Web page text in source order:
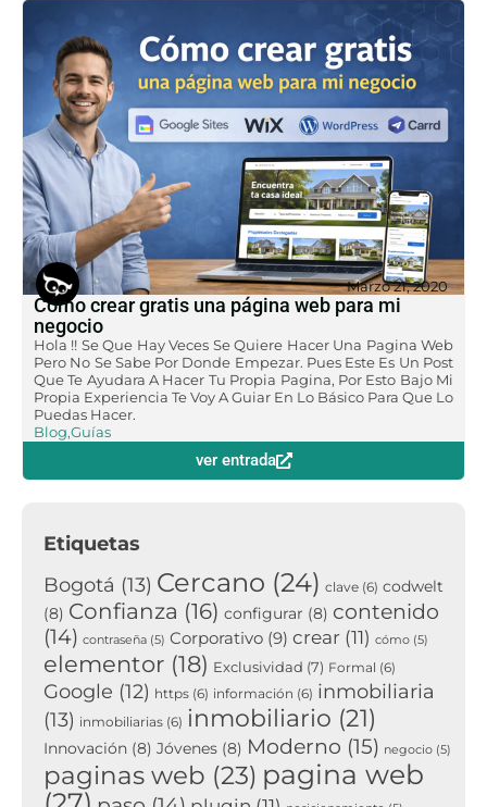
Marzo 21, 2020
Cómo crear gratis una página web para mi
negocio
Hola !! Se Que Hay Veces Se Quiere Hacer Una Pagina Web
Pero No Se Sabe Por Donde Empezar. Pues Este Es Un Post
Que Te Ayudara A Hacer Tu Propia Pagina, Por Esto Bajo Mi
Propia Experiencia Te Voy A Guiar En Lo Básico Para Que Lo
Puedas Hacer.
Blog,Guías
ver entrada
Etiquetas
Bogotá (13) Cercano (24) clave (6) codwelt
(8) Confianza (16) configurar (8) contenido
(14) contraseña (5) Corporativo (9) crear (11) cómo (5)
elementor (18) Exclusividad (7) Formal (6)
Google (12) https (6) información (6) inmobiliaria
(13) inmobiliarias (6) inmobiliario (21)
Innovación (8) Jóvenes (8) Moderno (15) negocio (5)
paginas web (23) pagina web